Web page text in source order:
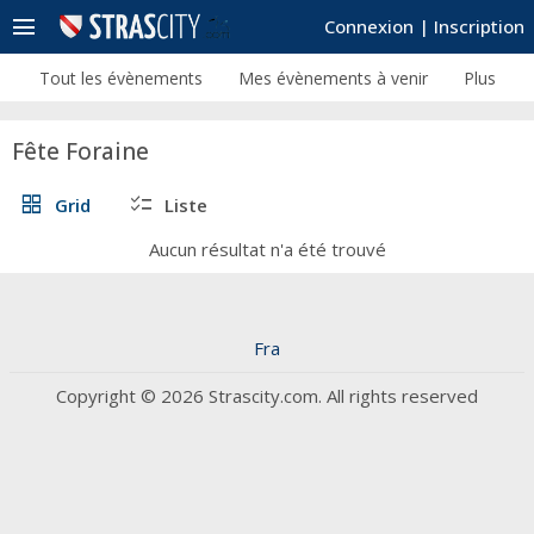
Connexion | Inscription
menu
Tout les évènements Mes évènements à venir Plus
Fête Foraine
grid_view Grid checklist Liste
Aucun résultat n'a été trouvé
Fra
Copyright © 2026 Strascity.com. All rights reserved